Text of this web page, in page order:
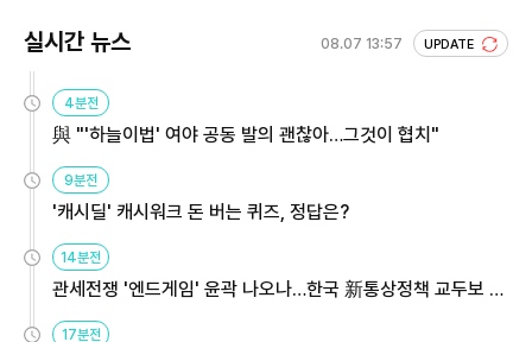
실시간 뉴스 08.07 13:57 UPDATE
4분전
與 "'하늘이법' 여야 공동 발의 괜찮아…그것이 협치"
9분전
'캐시딜' 캐시워크 돈 버는 퀴즈, 정답은?
14분전
관세전쟁 '엔드게임' 윤곽 나오나…한국 新통상정책 교두보 활
용해야
17분전